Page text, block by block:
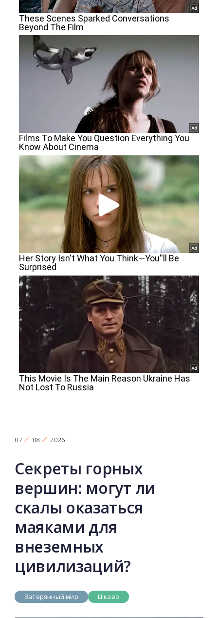
07 08 2026
Секреты горных
вершин: могут ли
скалы оказаться
маяками для
внеземных
цивилизаций?
Затерянный мир Цікаво